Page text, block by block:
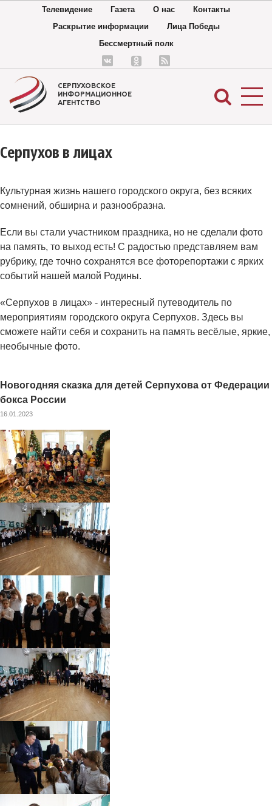
Телевидение Газета О нас
Контакты
Раскрытие информации
Лица Победы
Бессмертный полк
СЕРПУХОВСКОЕ
ИНФОРМАЦИОННОЕ
АГЕНТСТВО
Серпухов в лицах
Культурная жизнь нашего городского округа, без всяких
сомнений, обширна и разнообразна.
Если вы стали участником праздника, но не сделали фото
на память, то выход есть! С радостью представляем вам
рубрику, где точно сохранятся все фоторепортажи с ярких
событий нашей малой Родины.
«Серпухов в лицах» - интересный путеводитель по
мероприятиям городского округа Серпухов. Здесь вы
сможете найти себя и сохранить на память весёлые, яркие,
необычные фото.
Новогодняя сказка для детей Серпухова от Федерации
бокса России
16.01.2023